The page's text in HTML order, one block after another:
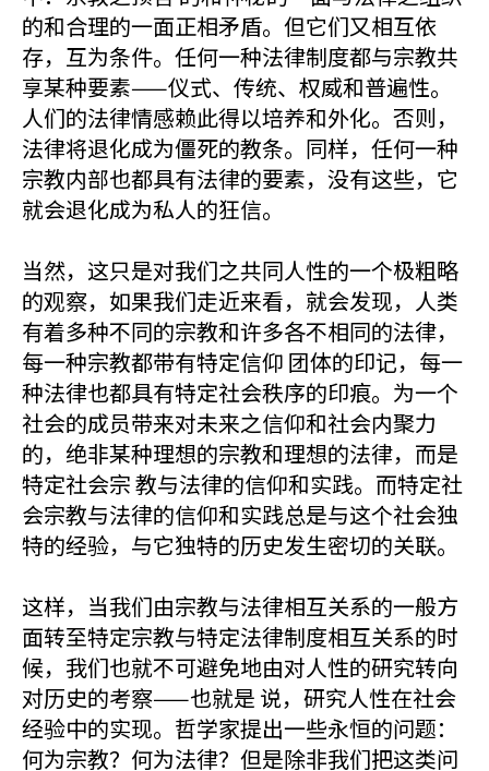
的和合理的一面正相矛盾。但它们又相互依
存，互为条件。任何一种法律制度都与宗教共
享某种要素——仪式、传统、权威和普遍性。
人们的法律情感赖此得以培养和外化。否则，
法律将退化成为僵死的教条。同样，任何一种
宗教内部也都具有法律的要素，没有这些，它
就会退化成为私人的狂信。
当然，这只是对我们之共同人性的一个极粗略
的观察，如果我们走近来看，就会发现，人类
有着多种不同的宗教和许多各不相同的法律，
每一种宗教都带有特定信仰 团体的印记，每一
种法律也都具有特定社会秩序的印痕。为一个
社会的成员带来对未来之信仰和社会内聚力
的，绝非某种理想的宗教和理想的法律，而是
特定社会宗 教与法律的信仰和实践。而特定社
会宗教与法律的信仰和实践总是与这个社会独
特的经验，与它独特的历史发生密切的关联。
这样，当我们由宗教与法律相互关系的一般方
面转至特定宗教与特定法律制度相互关系的时
候，我们也就不可避免地由对人性的研究转向
对历史的考察——也就是 说，研究人性在社会
经验中的实现。哲学家提出一些永恒的问题：
何为宗教？何为法律？但是除非我们把这类问